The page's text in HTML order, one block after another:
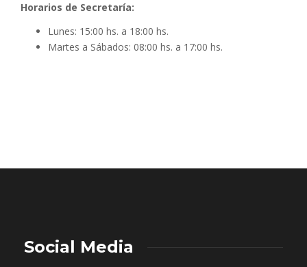
Horarios de Secretaría:
Lunes: 15:00 hs. a 18:00 hs.
Martes a Sábados: 08:00 hs. a 17:00 hs.
Social Media